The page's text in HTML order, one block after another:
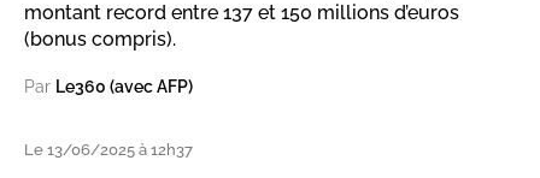
montant record entre 137 et 150 millions d’euros
(bonus compris).
Par Le360 (avec AFP)
Le 13/06/2025 à 12h37